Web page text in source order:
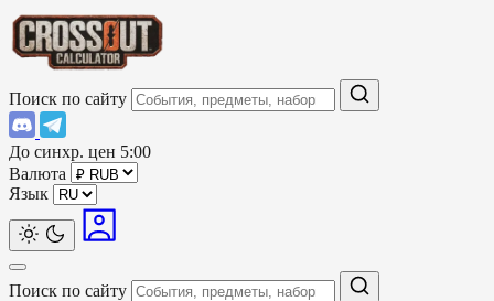
Поиск по сайту
До синхр. цен 5:00
Валюта
Язык
Поиск по сайту